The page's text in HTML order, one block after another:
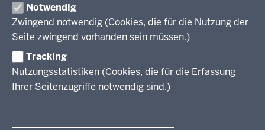
Notwendig
Zwingend notwendig (Cookies, die für die Nutzung der
Seite zwingend vorhanden sein müssen.)
Tracking
Nutzungsstatistiken (Cookies, die für die Erfassung
Ihrer Seitenzugriffe notwendig sind.)
Berufsbildung NRW
Das Berufskolleg in NRW
Abschlüsse und Anschlüsse
Modellprojekte
Bildungsgänge / Bildungspläne
Bildungsgang-übergreifende Themen